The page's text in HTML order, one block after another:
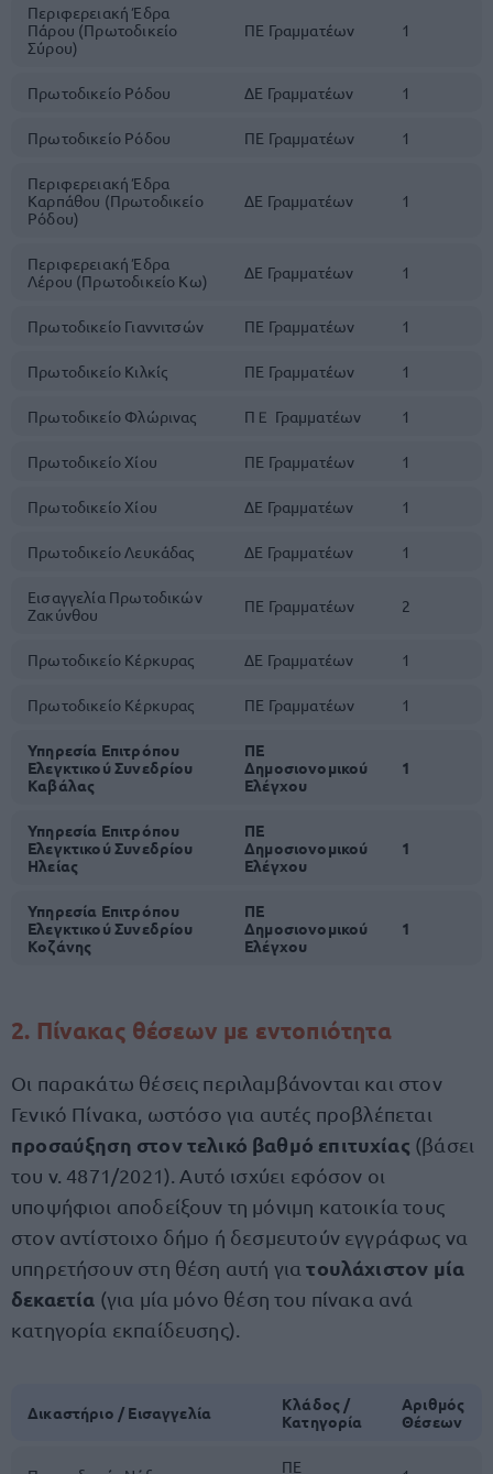
Περιφερειακή Έδρα
Πάρου (Πρωτοδικείο
Σύρου)
ΠΕ Γραμματέων 1
Πρωτοδικείο Ρόδου ΔΕ Γραμματέων 1
Πρωτοδικείο Ρόδου ΠΕ Γραμματέων 1
Περιφερειακή Έδρα
Καρπάθου (Πρωτοδικείο
Ρόδου)
ΔΕ Γραμματέων 1
Περιφερειακή Έδρα
Λέρου (Πρωτοδικείο Κω)
ΔΕ Γραμματέων 1
Πρωτοδικείο Γιαννιτσών ΠΕ Γραμματέων 1
Πρωτοδικείο Κιλκίς ΠΕ Γραμματέων 1
Πρωτοδικείο Φλώρινας ΠＥ Γραμματέων 1
Πρωτοδικείο Χίου ΠΕ Γραμματέων 1
Πρωτοδικείο Χίου ΔΕ Γραμματέων 1
Πρωτοδικείο Λευκάδας ΔΕ Γραμματέων 1
Εισαγγελία Πρωτοδικών
Ζακύνθου
ΠΕ Γραμματέων 2
Πρωτοδικείο Κέρκυρας ΔΕ Γραμματέων 1
Πρωτοδικείο Κέρκυρας ΠΕ Γραμματέων 1
Υπηρεσία Επιτρόπου
Ελεγκτικού Συνεδρίου
Καβάλας
ΠΕ
Δημοσιονομικού
Ελέγχου
1
Υπηρεσία Επιτρόπου
Ελεγκτικού Συνεδρίου
Ηλείας
ΠΕ
Δημοσιονομικού
Ελέγχου
1
Υπηρεσία Επιτρόπου
Ελεγκτικού Συνεδρίου
Κοζάνης
ΠΕ
Δημοσιονομικού
Ελέγχου
1
2. Πίνακας θέσεων με εντοπιότητα
Οι παρακάτω θέσεις περιλαμβάνονται και στον
Γενικό Πίνακα, ωστόσο για αυτές προβλέπεται
προσαύξηση στον τελικό βαθμό επιτυχίας (βάσει
του ν. 4871/2021). Αυτό ισχύει εφόσον οι
υποψήφιοι αποδείξουν τη μόνιμη κατοικία τους
στον αντίστοιχο δήμο ή δεσμευτούν εγγράφως να
υπηρετήσουν στη θέση αυτή γιατουλάχιστον μία
δεκαετία (για μία μόνο θέση του πίνακα ανά
κατηγορία εκπαίδευσης).
Δικαστήριο / Εισαγγελία
Κλάδος /
Κατηγορία
Αριθμός
Θέσεων
ΠΕ